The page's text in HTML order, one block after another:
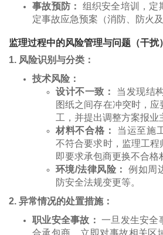
事故预防：
组织安全培训，定
定事故应急预案（消防、防火
监理过程中的风险管理与问题（干扰
1. 风险识别与分类：
技术风险：
设计不一致：
当发现结
图纸之间存在冲突时，
工，并提出调整方案报业
材料不合格：
当运至施
不符合要求时，监理工程
即要求承包商更换不合格
环境/法律风险：
例如周
防安全法规变更等。
2. 异常情况的处置措施：
职业安全事故： 一旦发生安全
合承包商，立即对事故相关区